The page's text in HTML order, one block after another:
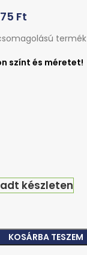
Ft
termék
készleten
KOSÁRBA TESZEM